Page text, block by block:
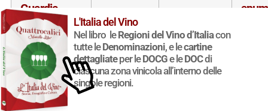
Guardia
Sanframondi
o Guardiolo
Aglianico
spumante di
qualità
L'Italia del Vino
Nel libro leRegioni del Vino d’Italiacon
tutte leDenominazioni, e lecartine
dettagliateper leDOCGe leDOCdi
ciascuna zona vinicola all’interno delle
singole regioni.